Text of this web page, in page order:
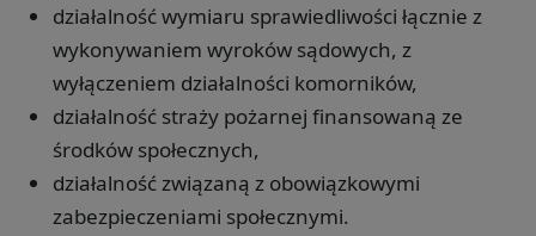
działalność wymiaru sprawiedliwości łącznie z
wykonywaniem wyroków sądowych, z
wyłączeniem działalności komorników,
działalność straży pożarnej finansowaną ze
środków społecznych,
działalność związaną z obowiązkowymi
zabezpieczeniami społecznymi.